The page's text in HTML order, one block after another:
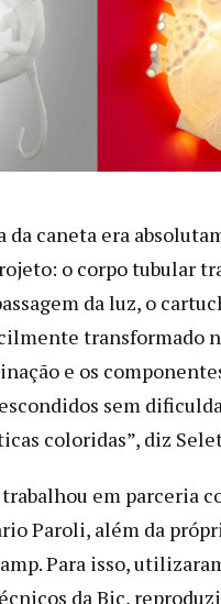
da caneta era
o corpo tubular
da luz, o
transformado
e os
sem
coloridas”, diz
trabalhou em parceria
Paroli, além da
Para isso,
da Bic,